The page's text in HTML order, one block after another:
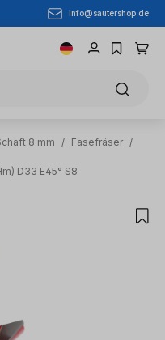
info@sautershop.de
8 mm / Fasefräser /
D33 E45° S8